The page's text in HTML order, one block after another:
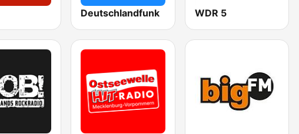
Deutschlandfunk WDR 5